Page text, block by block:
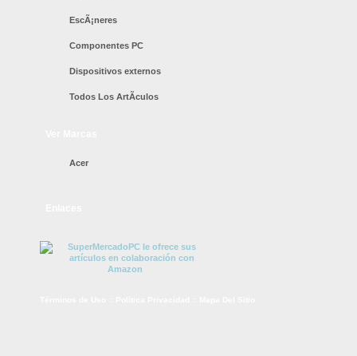
EscÃ¡neres
Componentes PC
Dispositivos externos
Todos Los ArtÃ­culos
Acer